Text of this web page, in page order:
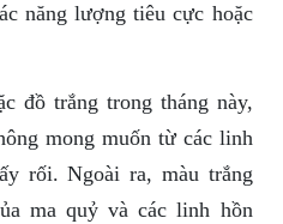
năng lượng tiêu cực hoặc
đồ trắng trong tháng này,
mong muốn từ các linh
rối. Ngoài ra, màu trắng
ma quỷ và các linh hồn